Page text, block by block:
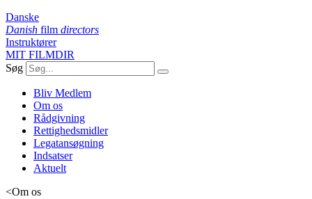
Danske
Danish film directors
Instruktører
MIT FILMDIR
Søg
Bliv Medlem
Om os
Rådgivning
Rettighedsmidler
Legatansøgning
Indsatser
Aktuelt
<Om os